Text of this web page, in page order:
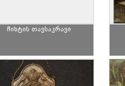
ჩიხტის თავსაკრავი